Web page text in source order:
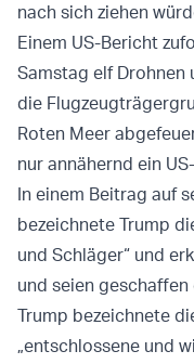
nach sich ziehen
Einem US-Bericht
Samstag elf Drohnen
die
Roten Meer
nur annähernd ein
In einem Beitrag auf
bezeichnete Trump
und Schläger“ und
und seien geschaffen
Trump bezeichnete
„entschlossene und